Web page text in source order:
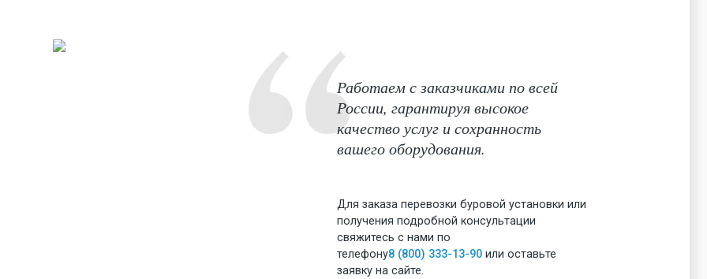
Работаем с заказчиками по всей
России, гарантируя высокое
качество услуг и сохранность
вашего оборудования.
Для заказа перевозки буровой установки или
получения подробной консультации
свяжитесь с нами по
телефону8 (800) 333-13-90 или оставьте
заявку на сайте.